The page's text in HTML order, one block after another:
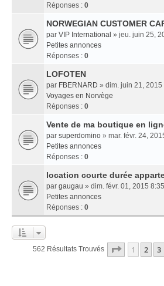
Réponses : 0
NORWEGIAN CUSTOMER
par VIP International » jeu. juin 25,
Petites annonces
Réponses : 0
LOFOTEN
par FBERNARD » dim. juin 21,
Voyages en Norvège
Réponses : 0
Vente de ma boutique en
par superdomino » mar. févr. 24,
Petites annonces
Réponses : 0
location courte durée
par gaugau » dim. févr. 01, 2015
Petites annonces
Réponses : 0
562 Résultats Trouvés Page 1Sur
1 2 3